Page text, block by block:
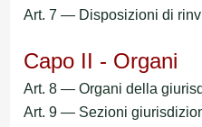
Art. 7 — Disposizioni di
Capo II - Organi
Art. 8 — Organi della
Art. 9 — Sezioni